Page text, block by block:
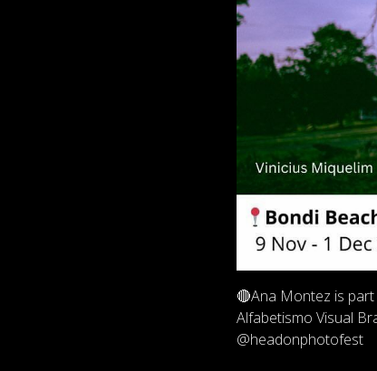
🔴Ana Montez is
Alfabetismo Visual
@headonphotofest